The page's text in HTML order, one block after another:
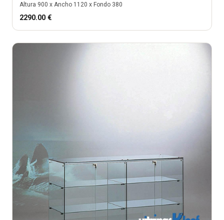
Altura 900 x Ancho 1120 x Fondo 380
2290.00 €